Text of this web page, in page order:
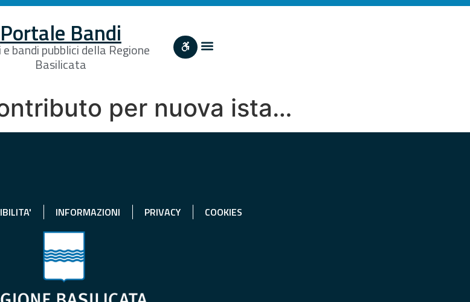
Portale Bandi
bandi pubblici della Regione
Basilicata
per nuova ista…
INFORMAZIONI PRIVACY COOKIES